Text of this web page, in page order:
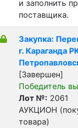
и заполнить
поставщика.
Закупка:
г. Караганда
[Завершен]
Победитель
Лот №: 2061
АУКЦИОН
товара)